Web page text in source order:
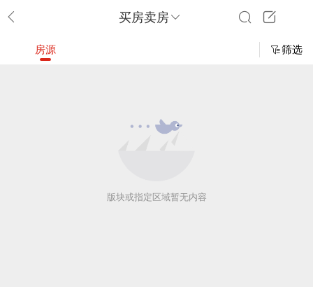
买房卖房
房源 筛选
版块或指定区域暂无内容